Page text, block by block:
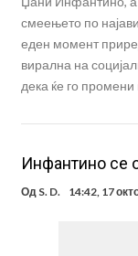
смеењето по
еден момент
вирална на
дека ќе го
Инфантино се
Од S. D. 14:42, 17